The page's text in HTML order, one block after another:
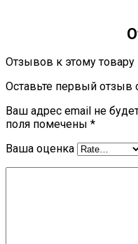
Отзывов к этому товару
Оставьте первый отзыв
Ваш адрес email не
поля помечены *
Ваша оценка